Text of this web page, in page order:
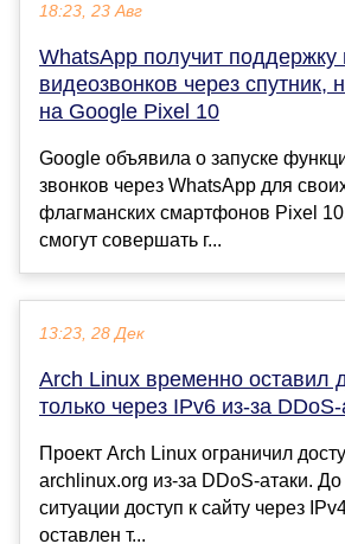
18:23, 23 Авг
WhatsApp получит поддержку
видеозвонков через спутник,
на Google Pixel 10
Google объявила о запуске
звонков через WhatsApp для
флагманских смартфонов Pixel
смогут совершать г...
13:23, 28 Дек
Arch Linux временно оставил
только через IPv6 из-за DDoS-
Проект Arch Linux ограничил
archlinux.org из-за DDoS-атаки.
ситуации доступ к сайту через
оставлен т...